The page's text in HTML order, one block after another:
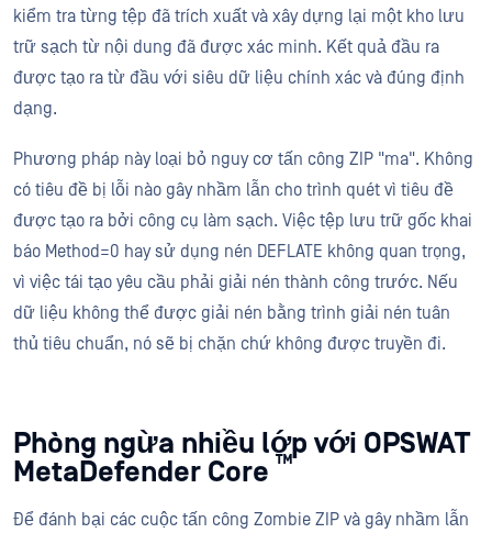
kiểm tra từng tệp đã trích xuất và xây dựng lại một kho lưu
trữ sạch từ nội dung đã được xác minh. Kết quả đầu ra
được tạo ra từ đầu với siêu dữ liệu chính xác và đúng định
dạng.
Phương pháp này loại bỏ nguy cơ tấn công ZIP "ma". Không
có tiêu đề bị lỗi nào gây nhầm lẫn cho trình quét vì tiêu đề
được tạo ra bởi công cụ làm sạch. Việc tệp lưu trữ gốc khai
báo Method=0 hay sử dụng nén DEFLATE không quan trọng,
vì việc tái tạo yêu cầu phải giải nén thành công trước. Nếu
dữ liệu không thể được giải nén bằng trình giải nén tuân
thủ tiêu chuẩn, nó sẽ bị chặn chứ không được truyền đi.
Phòng ngừa nhiều lớp với OPSWAT
MetaDefender Core ™
Để đánh bại các cuộc tấn công Zombie ZIP và gây nhầm lẫn